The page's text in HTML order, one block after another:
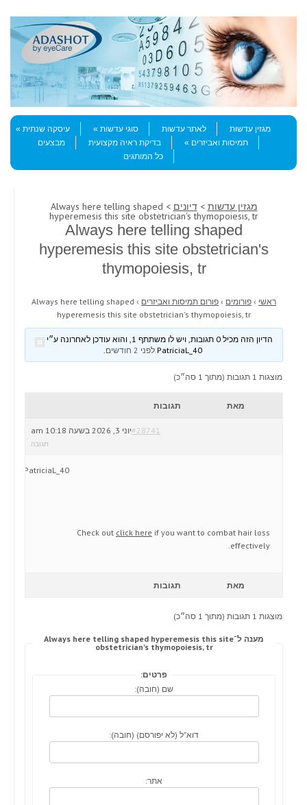
Menu
Skip to content
מגזין עדשות
לאתר עדשות סוגי עדשות
עיסקה שנתית
תמיסות ואביזרים
בדיקת ראיה מקצועית
מבצעים
כל המותגים
מגזין עדשות >דיונים > Always here telling shaped
hyperemesis this site obstetrician's thymopoiesis, tr
Always here telling shaped
hyperemesis this site obstetrician's
thymopoiesis, tr
ראשי › פורומים › פורום תמיסות ואביזרים ›
Always here telling shaped
hyperemesis this site obstetrician's thymopoiesis, tr
הדיון הזה מכיל 0 תגובות, ויש לו משתתף 1, והוא עודכן לאחרונה ע״י
לפני 2 חודשים .
מוצגות 1 תגובות (מתוך 1 סה״כ)
מאת תגובות
יוני 3, 2026 בשעה 10:18 am#28741
תגובה
PatriciaL_40
Check out click here if you want to combat hair loss
effectively.
מאת תגובות
מוצגות 1 תגובות (מתוך 1 סה״כ)
מענה ל־Always here telling shaped hyperemesis this site
obstetrician's thymopoiesis, tr
פרטים:
שם (חובה):
דוא"ל (לא יפורסם) (חובה):
אתר: